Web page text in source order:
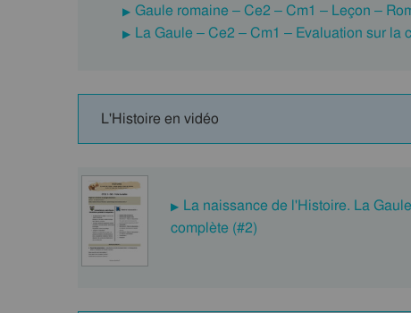
Gaule romaine – Ce2 – Cm1 – Leçon –
La Gaule – Ce2 – Cm1 – Evaluation sur la
L'Histoire en vidéo
La naissance de l'Histoire. La
complète (#2)